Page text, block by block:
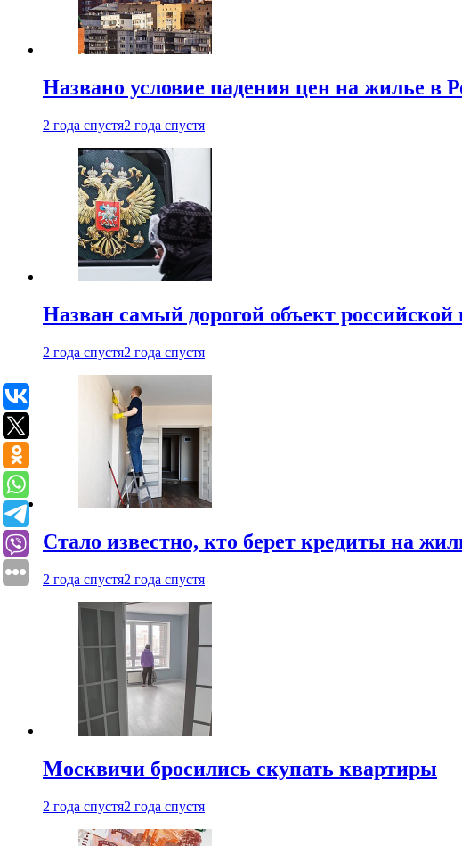
Названо условие падения цен на жилье в
2 года спустя2 года спустя
Назван самый дорогой объект
2 года спустя2 года спустя
Стало известно, кто берет кредиты на
2 года спустя2 года спустя
Москвичи бросились скупать квартиры
2 года спустя2 года спустя